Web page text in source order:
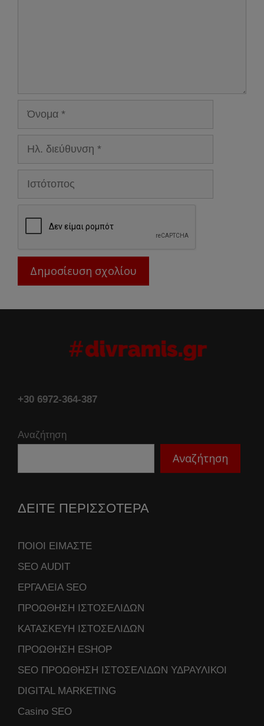
Όνομα
Ηλ.
διεύθυνση
Ιστότοπος
+30 6972-364-387
Αναζήτηση
Αναζήτηση
ΔΕΙΤΕ ΠΕΡΙΣΣΟΤΕΡΑ
ΠΟΙΟΙ ΕΙΜΑΣΤΕ
SEO AUDIT
ΕΡΓΑΛΕΙΑ SEO
ΠΡΟΩΘΗΣΗ ΙΣΤΟΣΕΛΙΔΩΝ
ΚΑΤΑΣΚΕΥΗ ΙΣΤΟΣΕΛΙΔΩΝ
ΠΡΟΩΘΗΣΗ ESHOP
SEO ΠΡΟΩΘΗΣΗ ΙΣΤΟΣΕΛΙΔΩΝ ΥΔΡΑΥΛΙΚΟΙ
DIGITAL MARKETING
Casino SEO